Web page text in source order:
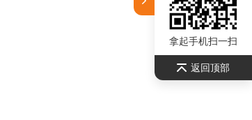
拿起手机扫一扫
返回顶部